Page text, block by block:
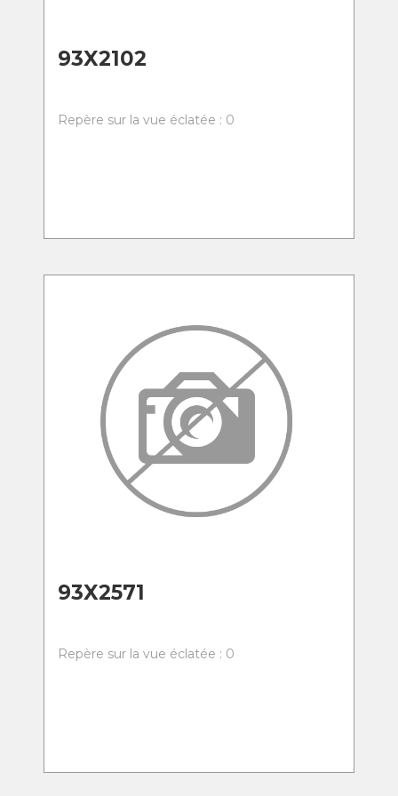
93X2102
Repère sur la vue éclatée : 0
93X2571
Repère sur la vue éclatée : 0